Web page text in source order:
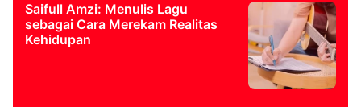
Saifull Amzi: Menulis Lagu
sebagai Cara Merekam Realitas
Kehidupan